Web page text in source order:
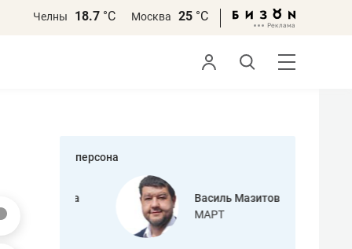
Челны 18.7 °С Москва 25 °С
персона
Василь Мазитов
МАРТ